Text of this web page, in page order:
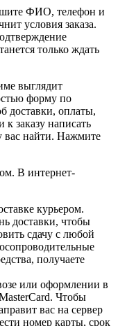
ФИО, телефон и
условия заказа.
только ждать
выглядит
форму по
доставки, оплаты,
заказу написать
вас найти. Нажмите
В интернет-
курьером.
доставки, чтобы
сдачу с любой
получаете
или оформлении в
Чтобы
вас на сервер
номер карты, срок